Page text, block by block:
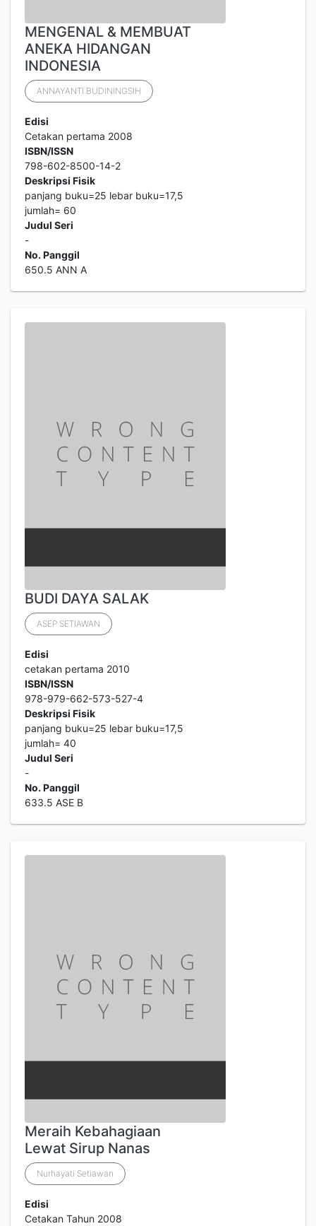
MENGENAL & MEMBUAT
ANEKA HIDANGAN
INDONESIA
ANNAYANTI BUDININGSIH
Edisi
Cetakan pertama 2008
ISBN/ISSN
798-602-8500-14-2
Deskripsi Fisik
panjang buku=25 lebar buku=17,5
jumlah= 60
Judul Seri
-
No. Panggil
650.5 ANN A
BUDI DAYA SALAK
ASEP SETIAWAN
Edisi
cetakan pertama 2010
ISBN/ISSN
978-979-662-573-527-4
Deskripsi Fisik
panjang buku=25 lebar buku=17,5
jumlah= 40
Judul Seri
-
No. Panggil
633.5 ASE B
Meraih Kebahagiaan
Lewat Sirup Nanas
Nurhayati Setiawan
Edisi
Cetakan Tahun 2008